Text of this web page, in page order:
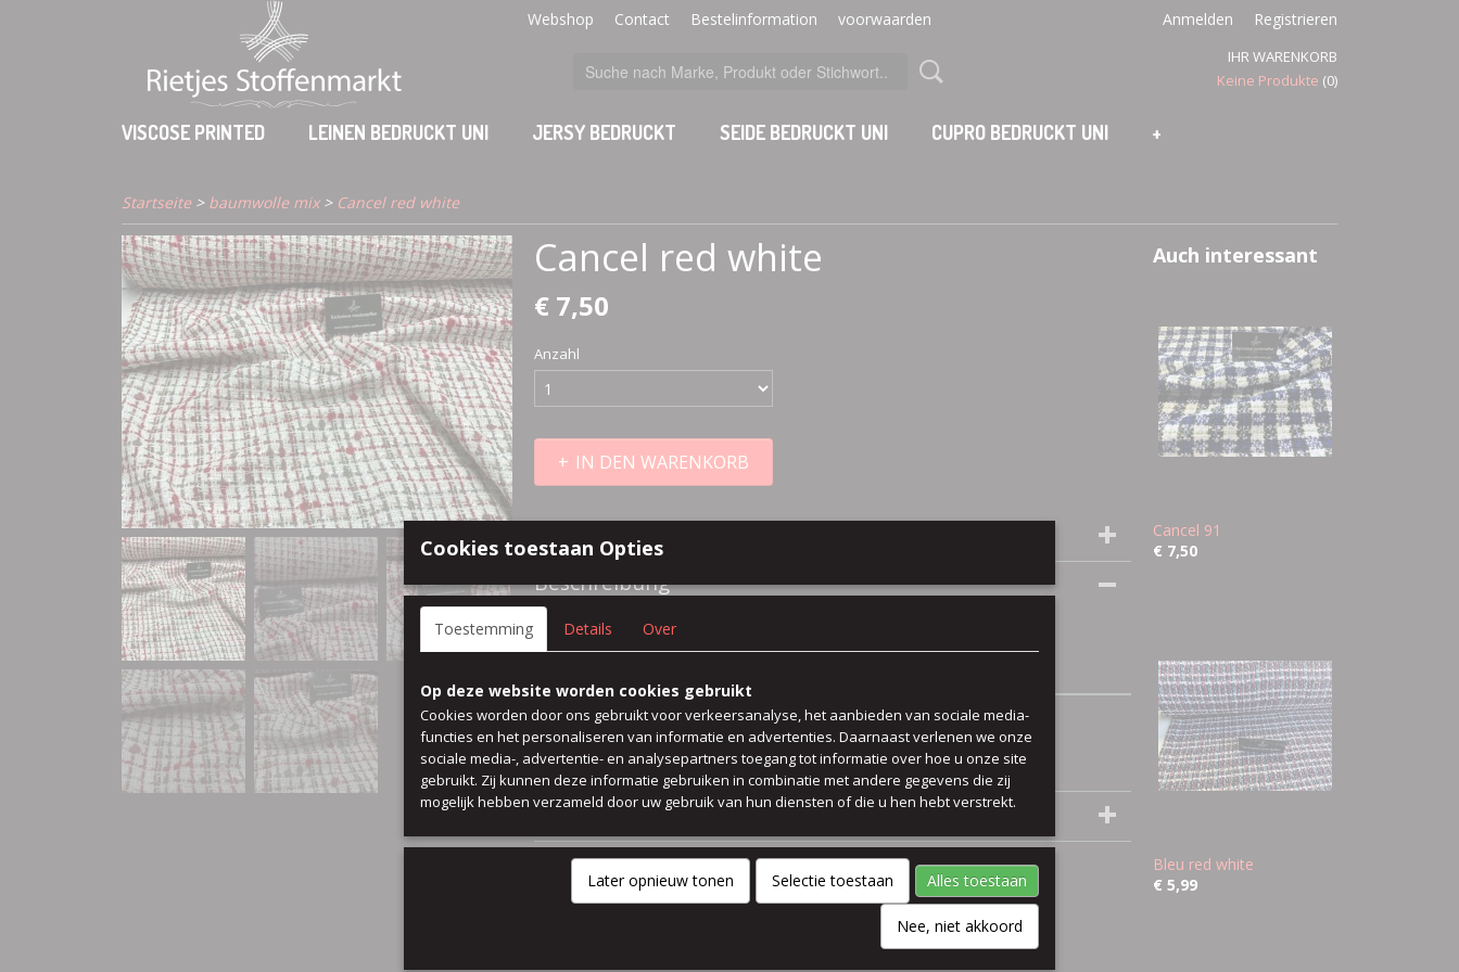
Webshop Contact Bestelinformation voorwaarden Anmelden Registrieren
IHR WARENKORB
Keine Produkte (0)
VISCOSE PRINTED LEINEN BEDRUCKT UNI JERSY BEDRUCKT SEIDE BEDRUCKT UNI CUPRO BEDRUCKT UNI +
Startseite> baumwolle mix> Cancel red white
Cancel red white
€ 7,50
Anzahl
IN DEN WARENKORB
Beschreibung
45% baumwolle 20% wolle 20% polyester 15% polyacryl
jacke kleid rock
Preis pro 50 cm
breit 140 cm
Kommentare
Auch interessant
Cancel 91
€ 7,50
Bleu red white
€ 5,99
Cookies toestaan Opties
Toestemming Details Over
Op deze website worden cookies gebruikt
Cookies worden door ons gebruikt voor verkeersanalyse, het aanbieden van sociale media-
functies en het personaliseren van informatie en advertenties. Daarnaast verlenen we onze
sociale media-, advertentie- en analysepartners toegang tot informatie over hoe u onze site
gebruikt. Zij kunnen deze informatie gebruiken in combinatie met andere gegevens die zij
mogelijk hebben verzameld door uw gebruik van hun diensten of die u hen hebt verstrekt.
Later opnieuw tonen Selectie toestaan Alles toestaan
Nee, niet akkoord